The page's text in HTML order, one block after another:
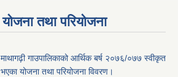
योजना तथा परियोजना
माथागढ़ी गाउपालिकाको आर्थिक बर्ष २०७६/०७७ स्वीकृत
भएका योजना तथा परियोजना विवरण।